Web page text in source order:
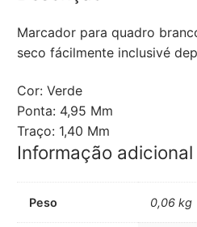
Marcador para quadro
seco fácilmente inclusivé
Cor: Verde
Ponta: 4,95 Mm
Traço: 1,40 Mm
Informação adicional
Peso 0,06 kg